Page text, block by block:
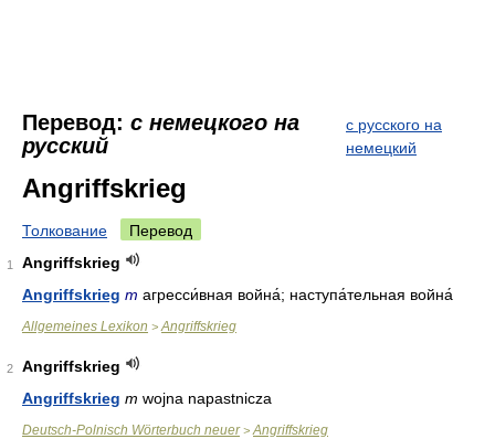
Перевод: с немецкого на
русский
с русского на
немецкий
Angriffskrieg
Толкование Перевод
1
Angriffskrieg
Angriffskrieg m агресси́вная война́; наступа́тельная война́
Allgemeines Lexikon > Angriffskrieg
2
Angriffskrieg
Angriffskrieg m wojna napastnicza
Deutsch-Polnisch Wörterbuch neuer> Angriffskrieg